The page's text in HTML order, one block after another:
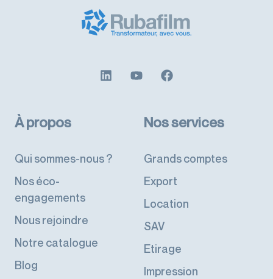
À propos
Qui sommes-nous ?
Nos éco-
engagements
Nous rejoindre
Notre catalogue
Blog
Nos services
Grands comptes
Export
Location
SAV
Etirage
Impression